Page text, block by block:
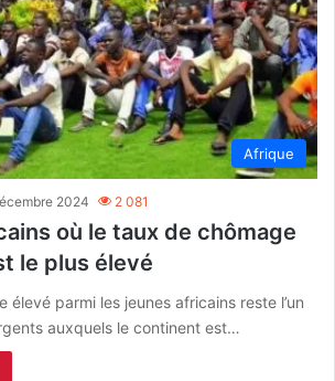
Afrique
2024 2 081
où le taux de chômage
le plus élevé
élevé parmi les jeunes africains reste l’un
auxquels le continent est…